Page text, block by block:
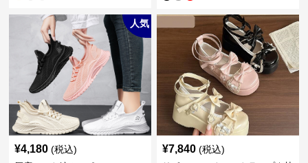
人気
¥4,180 (税込) ¥7,840 (税込)